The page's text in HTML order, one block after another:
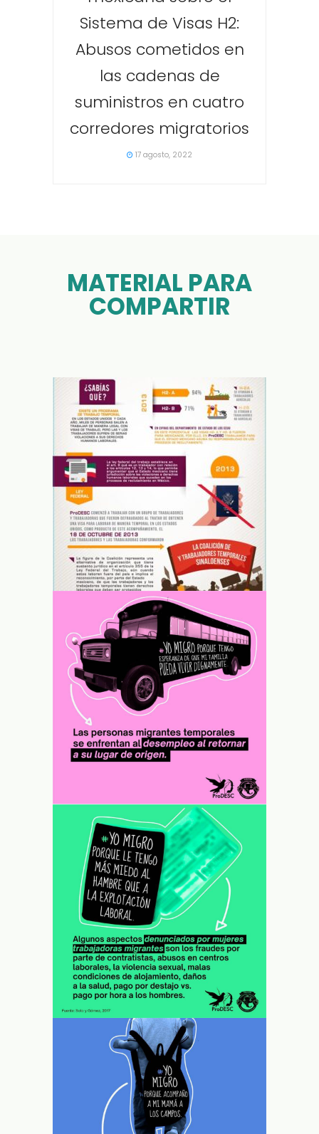
Sistema de Visas H2:
Abusos cometidos en
las cadenas de
suministros en cuatro
corredores migratorios
17 agosto, 2022
MATERIAL PARA
COMPARTIR